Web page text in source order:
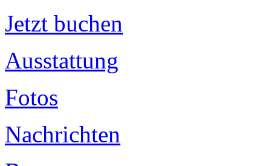
Jetzt buchen
Ausstattung
Fotos
Nachrichten